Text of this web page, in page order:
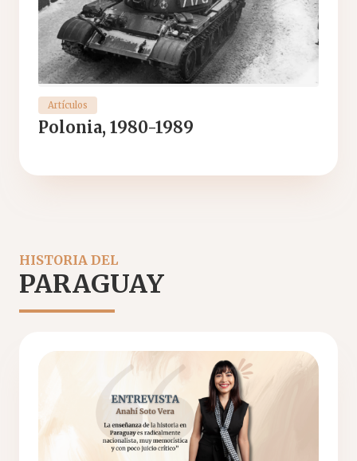
Artículos
Polonia, 1980-1989
HISTORIA DEL
PARAGUAY